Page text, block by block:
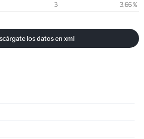
3 3,66 %
los datos en xml